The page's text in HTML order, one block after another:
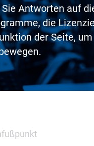
Antworten auf
die
der Seite,